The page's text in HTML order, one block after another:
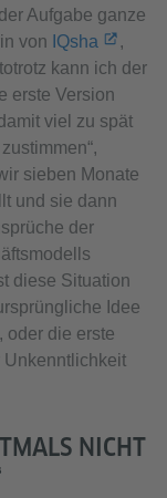
Aufgabe ganze
von IQsha
,
kann ich der
erste Version
viel zu spät
sieben Monate
und sie dann
der
diese Situation
Idee
oder die erste
Unkenntlichkeit
NICHT